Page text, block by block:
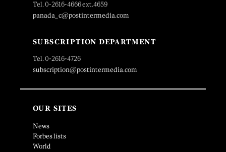
Tel. 0-2616-4666 ext.4659
panada_c@postintermedia.com
SUBSCRIPTION DEPARTMENT
Tel. 0-2616-4726
subscription@postintermedia.com
OUR SITES
News
Forbes lists
World